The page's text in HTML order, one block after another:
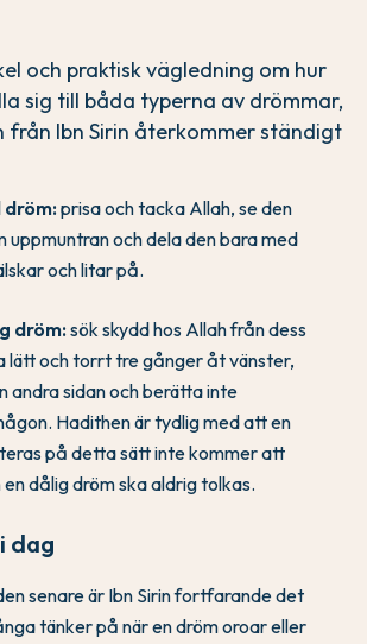
och praktisk vägledning om hur
sig till båda typerna av drömmar,
från Ibn Sirin återkommer ständigt
prisa och tacka Allah, se den
uppmuntran och dela den bara med
och litar på.
dröm:sök skydd hos Allah från dess
lätt och torrt tre gånger åt vänster,
andra sidan och berätta inte
Hadithen är tydlig med att en
på detta sätt inte kommer att
dålig dröm ska aldrig tolkas.
dag
senare är Ibn Sirin fortfarande det
tänker på när en dröm oroar eller